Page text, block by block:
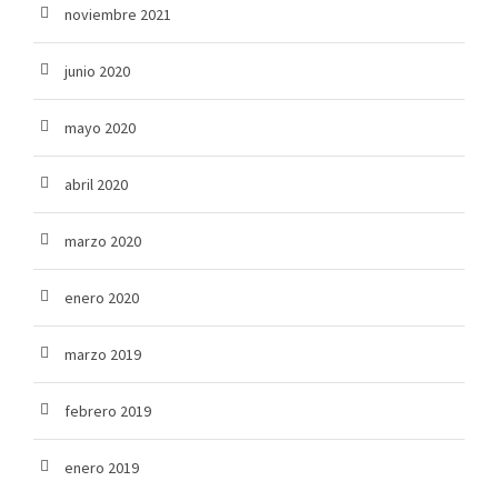
noviembre 2021
junio 2020
mayo 2020
abril 2020
marzo 2020
enero 2020
marzo 2019
febrero 2019
enero 2019